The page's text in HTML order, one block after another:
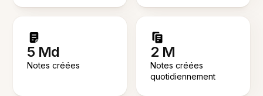
5 Md
Notes créées
2 M
Notes créées
quotidiennement